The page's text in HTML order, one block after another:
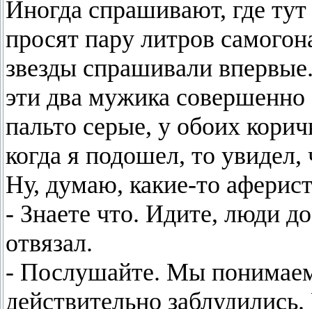
Иногда спрашивают, где
просят пару литров
звезды спрашивали
эти два мужика
пальто серые, у обоих
когда я подошел, то
Ну, думаю, какие-то
- Знаете что. Идите, люди
отвязал.
- Послушайте. Мы
действительно